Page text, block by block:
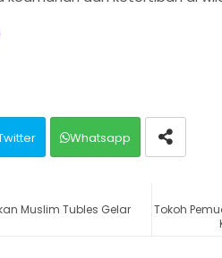
Whatsapp
Tokoh
Muslim Tubles Gelar